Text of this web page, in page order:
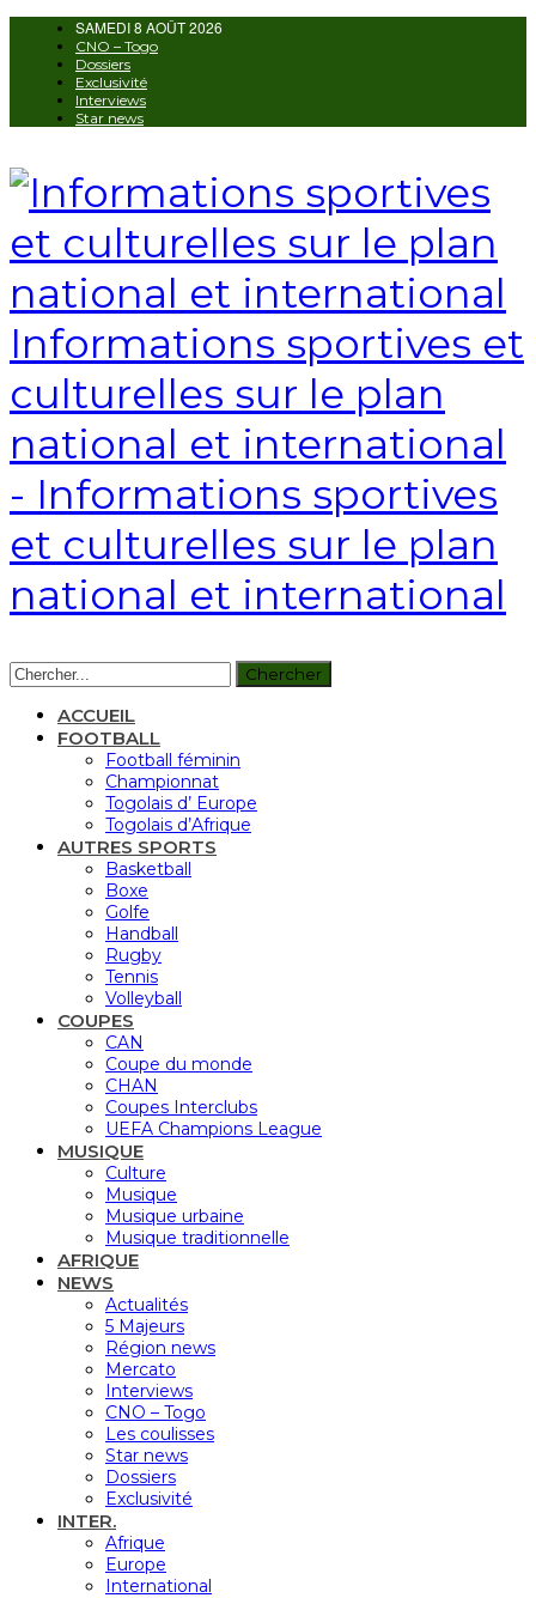
SAMEDI 8 AOÛT 2026
CNO – Togo
Dossiers
Exclusivité
Interviews
Star news
Informations sportives et
culturelles sur le plan
national et international
- Informations sportives
et culturelles sur le plan
national et international
ACCUEIL
FOOTBALL
Football féminin
Championnat
Togolais d’ Europe
Togolais d’Afrique
AUTRES SPORTS
Basketball
Boxe
Golfe
Handball
Rugby
Tennis
Volleyball
COUPES
CAN
Coupe du monde
CHAN
Coupes Interclubs
UEFA Champions League
MUSIQUE
Culture
Musique
Musique urbaine
Musique traditionnelle
AFRIQUE
NEWS
Actualités
5 Majeurs
Région news
Mercato
Interviews
CNO – Togo
Les coulisses
Star news
Dossiers
Exclusivité
INTER.
Afrique
Europe
International
AUTORISATION DE LA HAAC N°0134/